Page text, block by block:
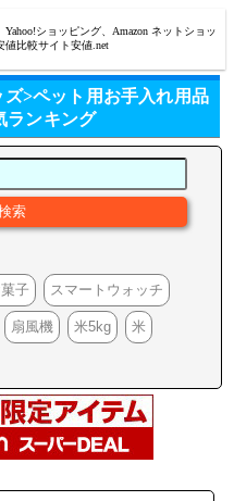
Yahoo!ショッピング、Amazon ネットショッ
値比較サイト安値.net
>ペット用お手入れ用品
ランキング
子 スマートウォッチ
扇風機 米5kg 米